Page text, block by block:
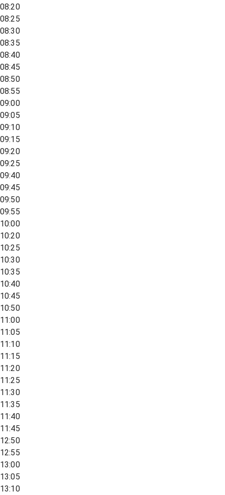
08:20
08:25
08:30
08:35
08:40
08:45
08:50
08:55
09:00
09:05
09:10
09:15
09:20
09:25
09:40
09:45
09:50
09:55
10:00
10:20
10:25
10:30
10:35
10:40
10:45
10:50
11:00
11:05
11:10
11:15
11:20
11:25
11:30
11:35
11:40
11:45
12:50
12:55
13:00
13:05
13:10